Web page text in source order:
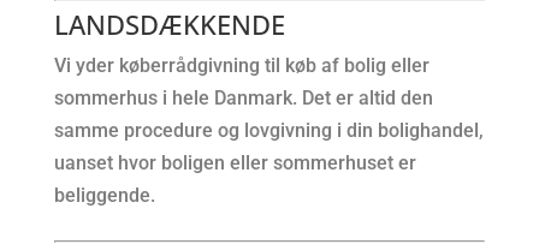
LANDSDÆKKENDE
Vi yder køberrådgivning til køb af bolig eller
sommerhus i hele Danmark. Det er altid den
samme procedure og lovgivning i din bolighandel,
uanset hvor boligen eller sommerhuset er
beliggende.